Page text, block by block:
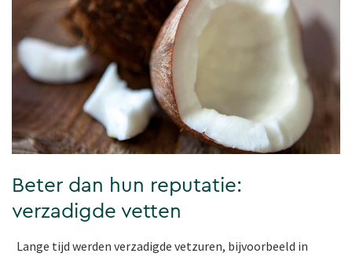
Beter dan hun reputatie:
verzadigde vetten
Lange tijd werden verzadigde vetzuren, bijvoorbeeld in